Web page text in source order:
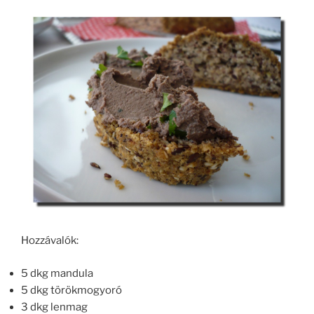
Hozzávalók:
5 dkg mandula
5 dkg törökmogyoró
3 dkg lenmag